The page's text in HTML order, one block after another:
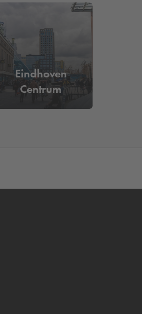
Eindhoven
Centrum